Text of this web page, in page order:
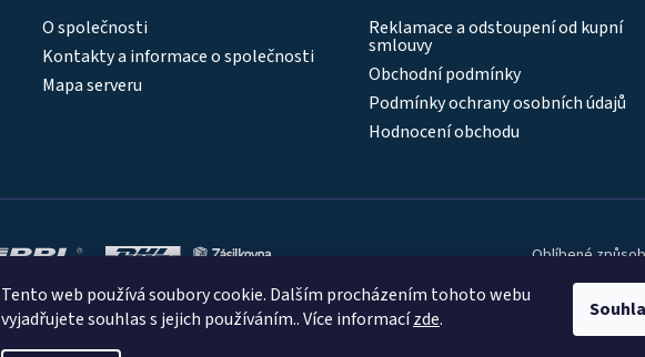
Tento web používá soubory cookie. Dalším procházením tohoto webu
vyjadřujete souhlas s jejich používáním.. Více informacízde.
O společnosti
Kontakty a informace o společnosti
Mapa serveru
Reklamace a odstoupení od kupní
smlouvy
Obchodní podmínky
Podmínky ochrany osobních údajů
Hodnocení obchodu
Oblíbené